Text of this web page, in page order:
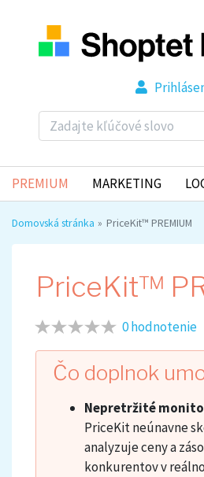
PREMIUM MARKETING
Domovská stránka PriceKit™ PREMIUM
PriceKit™
0 hodnotenie
Čo doplnok
Nepretržité
PriceKit neúnavne
analyzuje ceny a
konkurentov v